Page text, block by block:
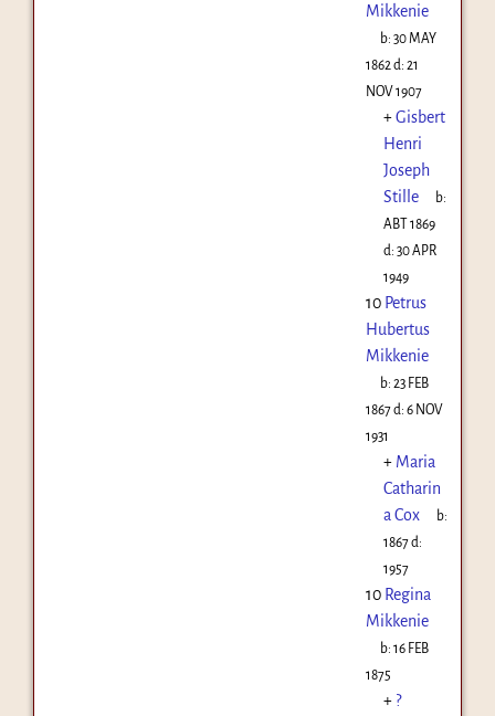
Mikkenie
b:30 MAY
1862 d: 21
NOV 1907
+Gisbert
Henri
Joseph
Stille
b:
ABT 1869
d: 30 APR
1949
10 Petrus
Hubertus
Mikkenie
b:23 FEB
1867d: 6 NOV
1931
+ Maria
Catharin
a Cox
b:
1867d:
1957
10 Regina
Mikkenie
b:16 FEB
1875
+ ?